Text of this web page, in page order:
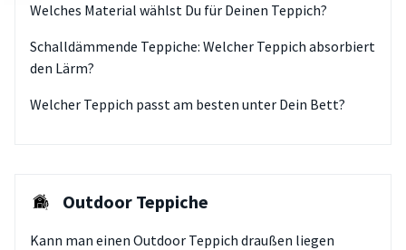
Welches Material wählst Du für Deinen Teppich?
Schalldämmende Teppiche: Welcher Teppich absorbiert
den Lärm?
Welcher Teppich passt am besten unter Dein Bett?
Outdoor Teppiche
Kann man einen Outdoor Teppich draußen liegen